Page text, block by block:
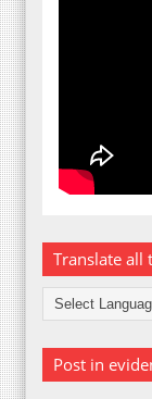
Translate all
Post in